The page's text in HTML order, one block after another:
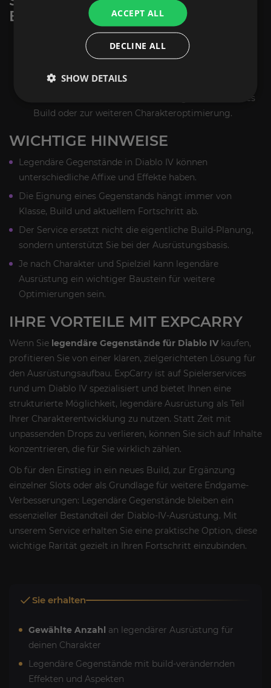
BESTELLUNG
Wählen Sie die gewünschte Menge an legendären
Gegenständen aus.
Unser Team bearbeitet den Auftrag manuell.
Sie nutzen die erhaltene Ausrüstung für Ihr aktuelles
Build oder zur weiteren Charakteroptimierung.
WICHTIGE HINWEISE
Legendäre Gegenstände in Diablo IV können
unterschiedliche Affixe und Effekte haben.
Die Eignung eines Gegenstands hängt immer von
Klasse, Build und aktuellem Fortschritt ab.
Der Service ersetzt nicht die eigentliche Build-Planung,
sondern unterstützt Sie bei der Ausrüstungsbasis.
Je nach Charakter und Spielziel kann legendäre
Ausrüstung ein wichtiger Baustein für weitere
Optimierungen sein.
IHRE VORTEILE MIT EXPCARRY
Wenn Sie legendäre Gegenstände für Diablo IVkaufen,
profitieren Sie von einer klaren, zielgerichteten Lösung für
den Ausrüstungsaufbau. ExpCarry ist auf Spielerservices
rund um Diablo IV spezialisiert und bietet Ihnen eine
strukturierte Möglichkeit, legendäre Ausrüstung als Teil
Ihrer Charakterentwicklung zu nutzen. Statt Zeit mit
unpassenden Drops zu verlieren, können Sie sich auf Inhalte
konzentrieren, die für Sie wirklich zählen.
Ob für den Einstieg in ein neues Build, zur Ergänzung
einzelner Slots oder als Grundlage für weitere Endgame-
Verbesserungen: Legendäre Gegenstände bleiben ein
essenzieller Bestandteil der Diablo-IV-Ausrüstung. Mit
unserem Service erhalten Sie eine praktische Option, diese
wichtige Rarität gezielt in Ihren Fortschritt einzubinden.
Sie erhalten
Gewählte Anzahl an legendärer Ausrüstung für
deinen Charakter
Legendäre Gegenstände mit build-verändernden
Effekten und Aspekten
ACCEPT ALL
DECLINE ALL
SHOW DETAILS